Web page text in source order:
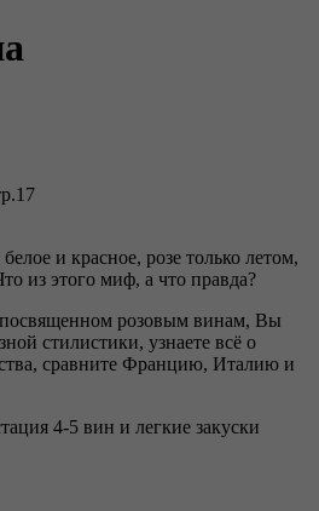
и красное, розе только летом,
из этого миф, а что правда?
розовым винам, Вы
стилистики, узнаете всё о
сравните Францию, Италию и
4-5 вин и легкие закуски